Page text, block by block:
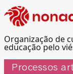
Organização de
educação pelo
Processos